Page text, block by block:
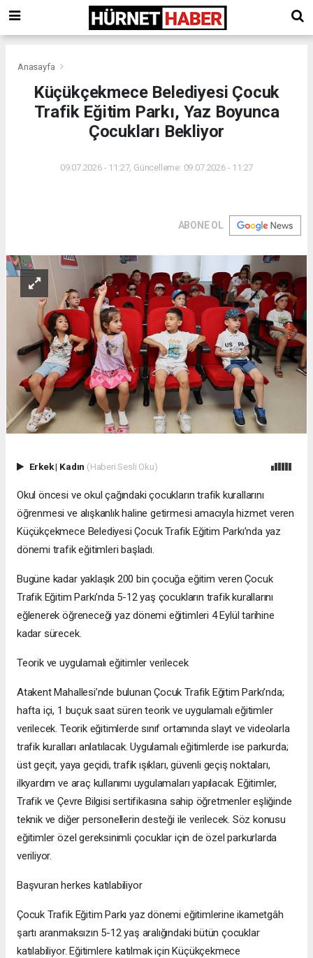
Anasayfa
Küçükçekmece Belediyesi Çocuk
Trafik Eğitim Parkı, Yaz Boyunca
Çocukları Bekliyor
09.07.2026 - 11:27, Güncelleme: 09.07.2026 - 11:27
ABONE OL
Erkek| Kadın (Haberi Sesli Oku)
Okul öncesi ve okul çağındaki çocukların trafik kurallarını
öğrenmesi ve alışkanlık haline getirmesi amacıyla hizmet veren
Küçükçekmece Belediyesi Çocuk Trafik Eğitim Parkı’nda yaz
dönemi trafik eğitimleri başladı.
Bugüne kadar yaklaşık 200 bin çocuğa eğitim veren Çocuk
Trafik Eğitim Parkı’nda 5-12 yaş çocukların trafik kurallarını
eğlenerek öğreneceği yaz dönemi eğitimleri 4 Eylül tarihine
kadar sürecek.
Teorik ve uygulamalı eğitimler verilecek
Atakent Mahallesi’nde bulunan Çocuk Trafik Eğitim Parkı’nda;
hafta içi, 1 buçuk saat süren teorik ve uygulamalı eğitimler
verilecek. Teorik eğitimlerde sınıf ortamında slayt ve videolarla
trafik kuralları anlatılacak. Uygulamalı eğitimlerde ise parkurda;
üst geçit, yaya geçidi, trafik ışıkları, güvenli geçiş noktaları,
ilkyardım ve araç kullanımı uygulamaları yapılacak. Eğitimler,
Trafik ve Çevre Bilgisi sertifikasına sahip öğretmenler eşliğinde
teknik ve diğer personellerin desteği ile verilecek. Söz konusu
eğitimler özel gereksinimli çocuklar için de özel parkurlarda
veriliyor.
Başvuran herkes katılabiliyor
Çocuk Trafik Eğitim Parkı yaz dönemi eğitimlerine ikametgâh
şartı aranmaksızın 5-12 yaş aralığındaki bütün çocuklar
katılabiliyor. Eğitimlere katılmak için Küçükçekmece